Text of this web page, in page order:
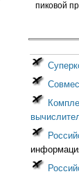
пиковой
is external)